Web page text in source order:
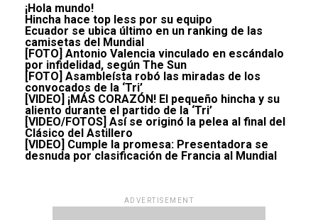
¡Hola mundo!
Hincha hace top less por su equipo
Ecuador se ubica último en un ranking de las
camisetas del Mundial
[FOTO] Antonio Valencia vinculado en escándalo
por infidelidad, según The Sun
[FOTO] Asambleísta robó las miradas de los
convocados de la ‘Tri’
[VIDEO] ¡MÁS CORAZÓN! El pequeño hincha y su
aliento durante el partido de la ‘Tri’
[VIDEO/FOTOS] Así se originó la pelea al final del
Clásico del Astillero
[VIDEO] Cumple la promesa: Presentadora se
desnuda por clasificación de Francia al Mundial
ADVERTISEMENT